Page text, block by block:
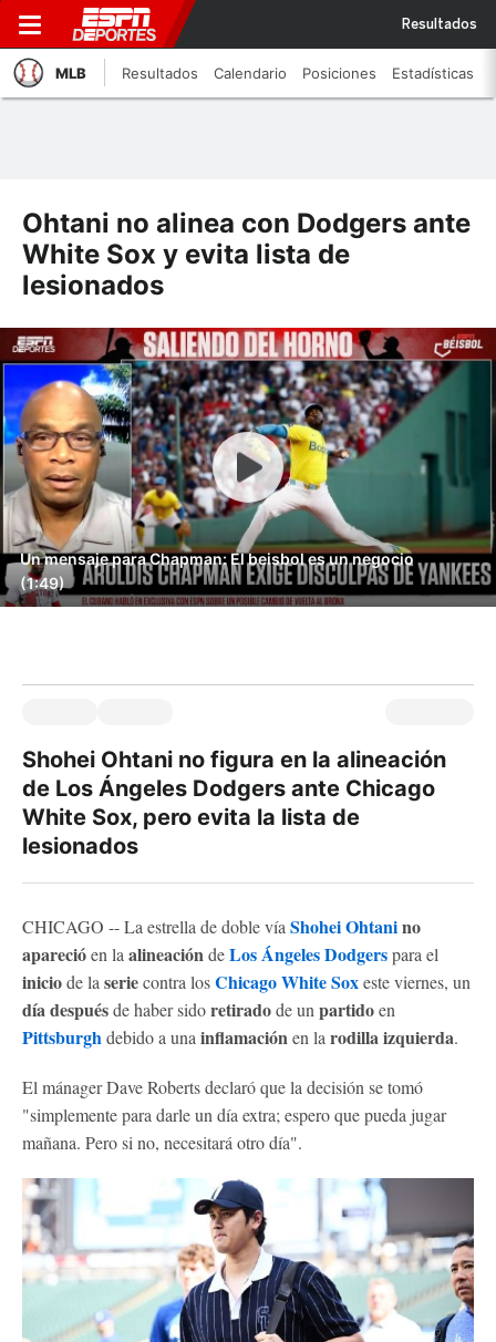
Resultados
MLB Resultados Calendario Posiciones Estadísticas
Ohtani no alinea con Dodgers ante
White Sox y evita lista de
lesionados
Un mensaje para Chapman: El beisbol es un negocio
(1:49)
Shohei Ohtani no figura en la alineación
de Los Ángeles Dodgers ante Chicago
White Sox, pero evita la lista de
lesionados
CHICAGO -- La estrella de doble vía Shohei Ohtanino
aparecióen la alineacióndeLos Ángeles Dodgerspara el
iniciode la seriecontra losChicago White Soxeste viernes, un
día despuésde haber sidoretiradode un partidoen
Pittsburghdebido a una inflamaciónen la rodilla izquierda.
El mánager Dave Roberts declaró que la decisión se tomó
"simplemente para darle un día extra; espero que pueda jugar
mañana. Pero si no, necesitará otro día".